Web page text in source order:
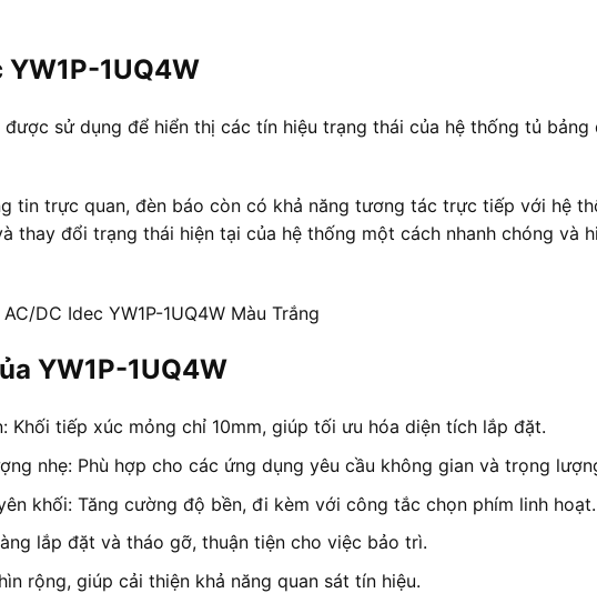
1UQ4W
sử dụng để hiển thị các tín hiệu trạng thái của hệ thống tủ
tin trực quan, đèn báo còn có khả năng tương tác trực tiếp với hệ
thay đổi trạng thái hiện tại của hệ thống một cách nhanh chóng và
DC Idec YW1P-1UQ4W Màu Trắng
YW1P-1UQ4W
Khối tiếp xúc mỏng chỉ 10mm, giúp tối ưu hóa diện tích lắp đặt.
nhẹ: Phù hợp cho các ứng dụng yêu cầu không gian và trọng
khối: Tăng cường độ bền, đi kèm với công tắc chọn phím linh hoạt.
lắp đặt và tháo gỡ, thuận tiện cho việc bảo trì.
rộng, giúp cải thiện khả năng quan sát tín hiệu.